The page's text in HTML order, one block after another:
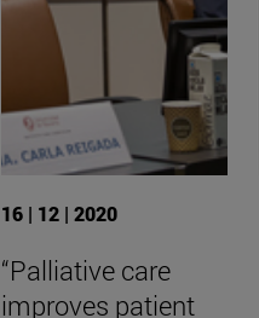
16 | 12 | 2020
“Palliative care
improves patient